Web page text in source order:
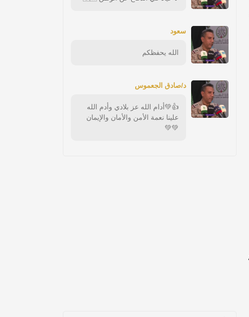
سعود
الله يحفظكم
د/صادق الجعموس
👍💚أدام الله عز بلادي وأدم الله
علينا نعمة الأمن والأمان والإيمان
💚💚